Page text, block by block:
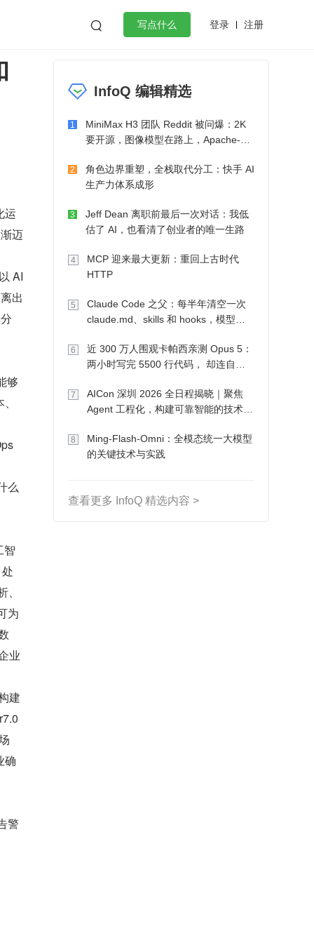
 写点什么 登录 注册
微服务架构 flutter
运
迈
AI
出
够
么
智
为
业
建
确
警
InfoQ 编辑精选
1
MiniMax H3 团队 Reddit 被问爆：2K
要开源，图像模型在路上，Apache-2.0
2
角色边界重塑，全栈取代分工：快手 AI
生产力体系成形
3
Jeff Dean 离职前最后一次对话：我低
估了 AI，也看清了创业者的唯一生路
4
MCP 迎来最大更新：重回上古时代
HTTP
5
Claude Code 之父：每半年清空一次
claude.md、skills 和 hooks，模型自
6
近 300 万人围观卡帕西亲测 Opus 5：
两小时写完 5500 行代码， 却连自己
7
AICon 深圳 2026 全日程揭晓｜聚焦
Agent 工程化，构建可靠智能的技术路
8
Ming-Flash-Omni：全模态统一大模型
的关键技术与实践
查看更多 InfoQ 精选内容 >